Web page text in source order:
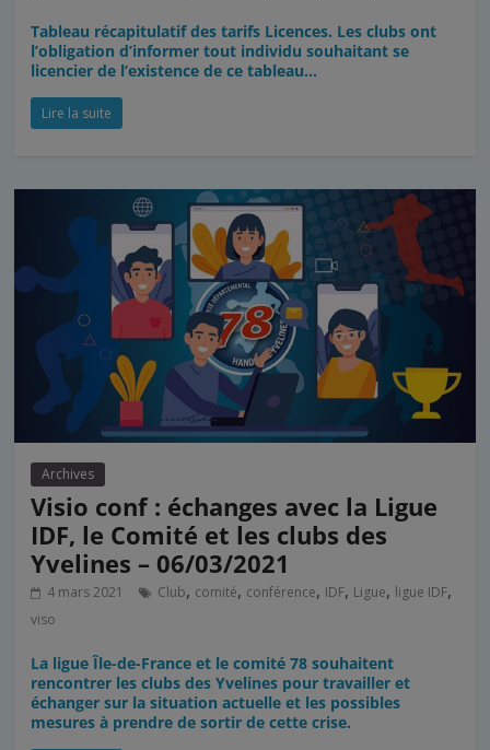
Tableau récapitulatif des tarifs Licences. Les clubs ont
l’obligation d’informer tout individu souhaitant se
licencier de l’existence de ce tableau…
Lire la suite
Archives
Visio conf : échanges avec la Ligue
IDF, le Comité et les clubs des
Yvelines – 06/03/2021
4 mars 2021 Club, comité, conférence, IDF, Ligue, ligue IDF,
viso
La ligue Île-de-France et le comité 78 souhaitent
rencontrer les clubs des Yvelines pour travailler et
échanger sur la situation actuelle et les possibles
mesures à prendre de sortir de cette crise.